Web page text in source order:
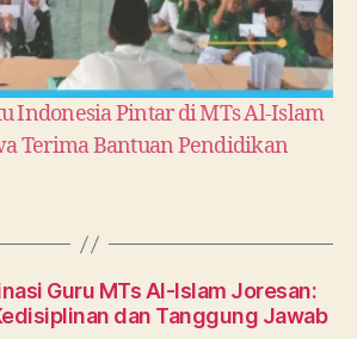
Indonesia Pintar di MTs Al-Islam
Terima Bantuan Pendidikan
Guru MTs Al-Islam Joresan:
dan Tanggung Jawab